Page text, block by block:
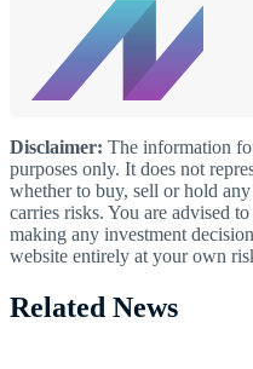
Disclaimer: The information
purposes only. It does not
whether to buy, sell or hold
carries risks. You are advised
making any investment
website entirely at your own
Related News